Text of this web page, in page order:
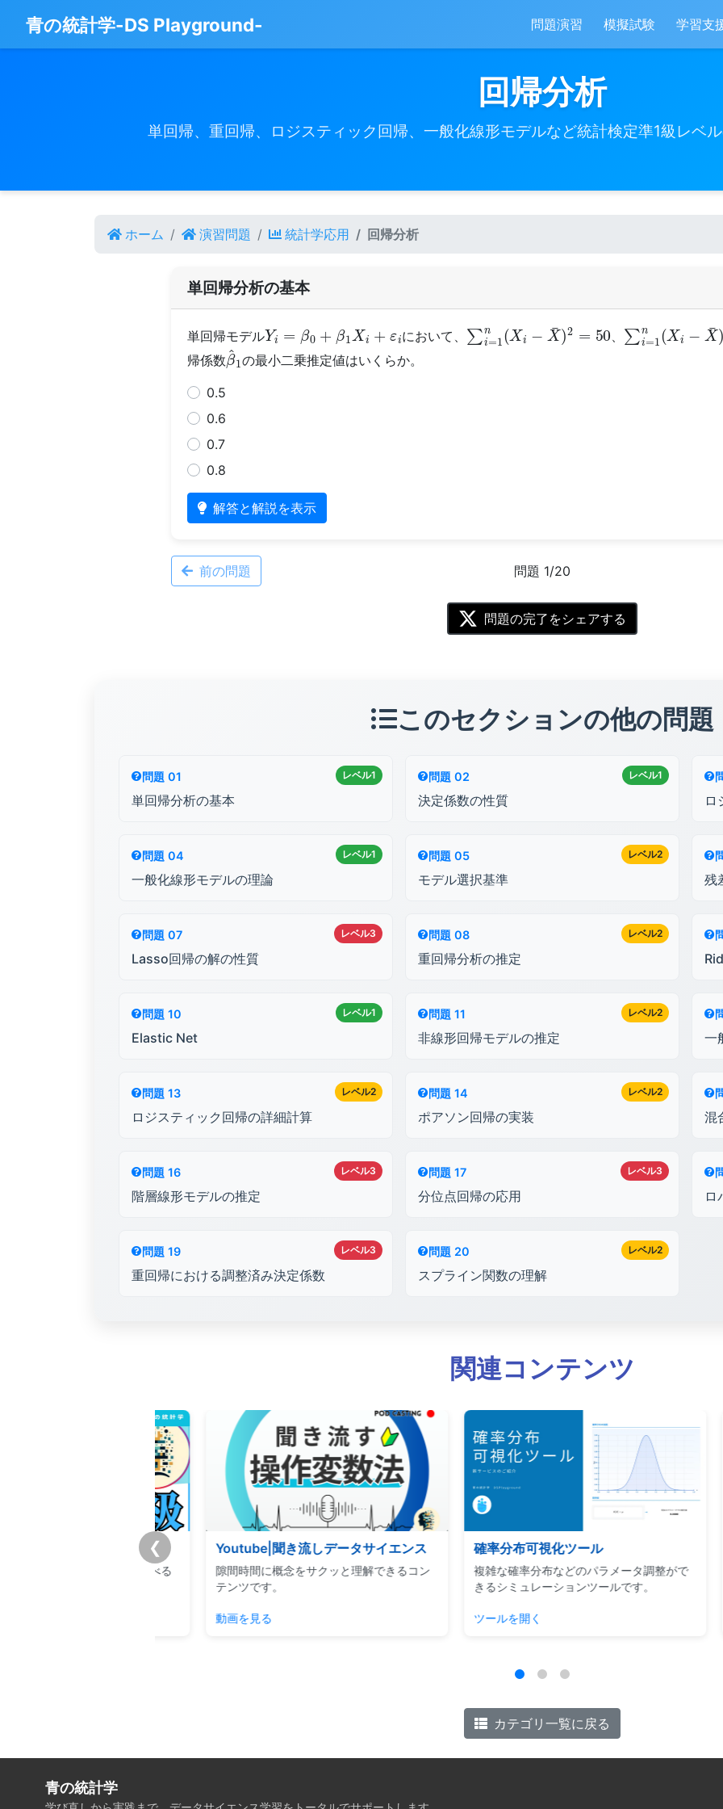
青の統計学-DS Playground- 問題演習 模擬試験 学習支
回帰分析
単回帰、重回帰、ロジスティック回帰、一般化線形モデルなど統計検定準1級レベ
ホーム 演習問題 統計学応用 回帰分析
単回帰分析の基本
単回帰モデルYi 0+ X +ε において、 ∑i= n(X ¯)2= 50 、 ∑i= n(X ¯)
帰係数 β の最小二乗推定値はいくらか。
0.5
0.6
0.7
0.8
解答と解説を表示
前の問題 問題 1/20
問題の完了をシェアする
このセクションの他の問題
レベル1
問題 01
単回帰分析の基本
レベル1
問題 02
決定係数の性質 ロ
レベル1
問題 04
一般化線形モデルの理論
レベル2
問題 05
モデル選択基準 残
レベル3
問題 07
Lasso回帰の解の性質
レベル2
問題 08
重回帰分析の推定
レベル1
問題 10
Elastic Net
レベル2
問題 11
非線形回帰モデルの推定 一
レベル2
問題 13
ロジスティック回帰の詳細計算
レベル2
問題 14
ポアソン回帰の実装 混
レベル3
問題 16
階層線形モデルの推定
レベル3
問題 17
分位点回帰の応用 ロ
レベル3
問題 19
重回帰における調整済み決定係数
レベル2
問題 20
スプライン関数の理解
関連コンテンツ
❮ Youtube|聞き流しデータサイエンス
隙間時間に概念をサクッと理解できるコン
テンツです。
動画を見る
確率分布可視化ツール
複雑な確率分布などのパラメータ調整がで
きるシミュレーションツールです。
ツールを開く
カテゴリ一覧に戻る
青の統計学